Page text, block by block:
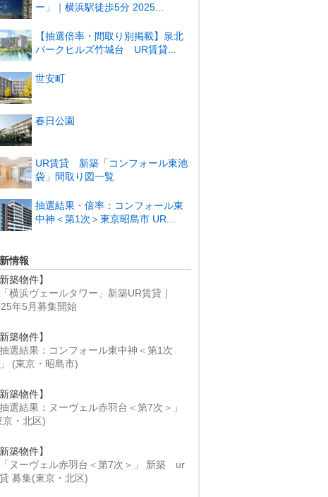
ー」｜横浜駅徒歩5分 2025...
【抽選倍率・間取り別掲載】泉北
パークヒルズ竹城台 UR賃貸...
世安町
春日公園
UR賃貸 新築「コンフォール東池
袋」間取り図一覧
抽選結果・倍率：コンフォール東
中神＜第1次＞東京昭島市 UR...
情報
新築物件】
「横浜ヴェールタワー」新築UR賃貸｜
年5月募集開始
新築物件】
抽選結果：コンフォール東中神＜第1次
(東京・昭島市)
新築物件】
抽選結果：ヌーヴェル赤羽台＜第7次＞」
京・北区)
新築物件】
「ヌーヴェル赤羽台＜第7次＞」 新築 ur
募集(東京・北区)